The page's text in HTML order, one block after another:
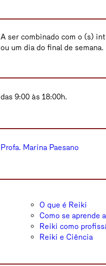
A ser combinado com o (s)
ou um dia do final de semana.
das 9:00 às 18:00h.
Profa. Marina Paesano
O que é Reiki
Como se aprende
Reiki como
Reiki e Ciência